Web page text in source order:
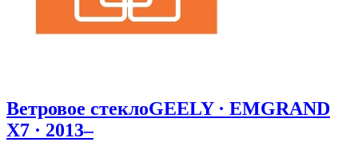
Ветровое стеклоGEELY · EMGRAND
X7 · 2013–